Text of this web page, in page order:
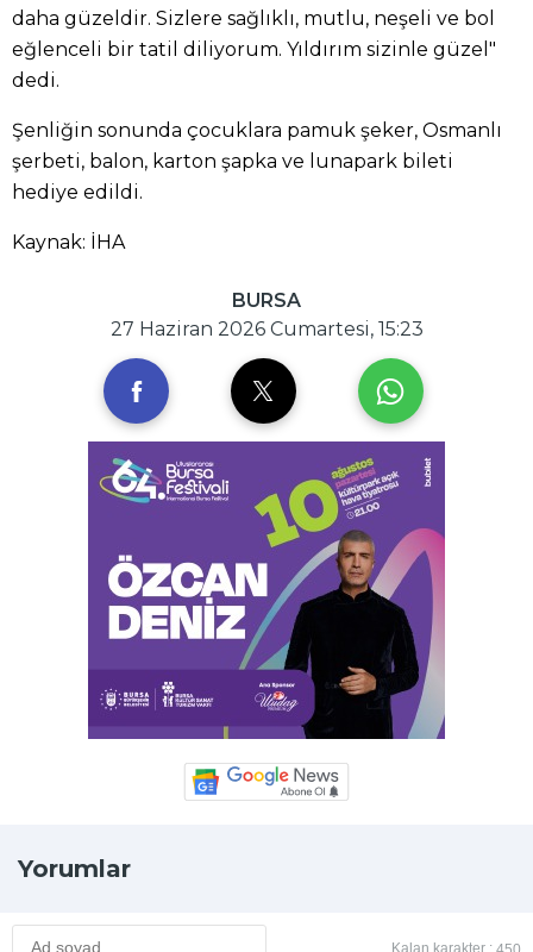
daha güzeldir. Sizlere sağlıklı, mutlu, neşeli ve bol
eğlenceli bir tatil diliyorum. Yıldırım sizinle güzel"
dedi.
Şenliğin sonunda çocuklara pamuk şeker, Osmanlı
şerbeti, balon, karton şapka ve lunapark bileti
hediye edildi.
Kaynak: İHA
BURSA
27 Haziran 2026 Cumartesi, 15:23
Yorumlar